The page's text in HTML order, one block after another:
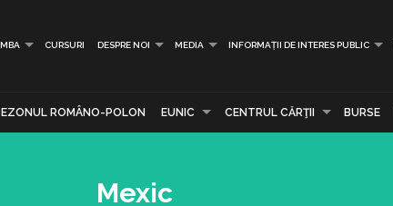
CURSURI DESPRE NOI MEDIA INFORMAȚII DE INTERES PUBLIC
ROMÂNO-POLON EUNIC CENTRUL CĂRŢII BURSE
Mexic